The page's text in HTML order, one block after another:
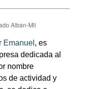
Alban-Mli
Emanuel , es
dedicada al
nombre
de actividad y